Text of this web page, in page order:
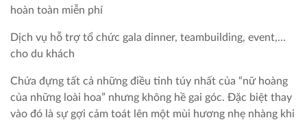
hoàn toàn miễn phí
Dịch vụ hỗ trợ tổ chức gala dinner, teambuilding, event,…
cho du khách
Chứa đựng tất cả những điều tinh túy nhất của “nữ hoàng
của những loài hoa” nhưng không hề gai góc. Đặc biệt thay
vào đó là sự gợi cảm toát lên một mùi hương nhẹ nhàng khi